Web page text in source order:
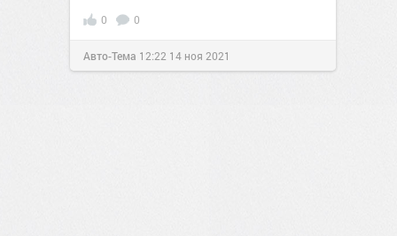
0 0
Авто-Тема 12:22 14 ноя 2021